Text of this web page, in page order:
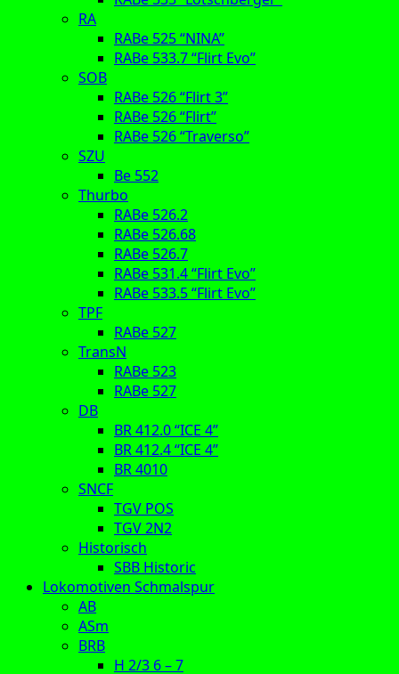
RA
RABe 525 “NINA”
RABe 533.7 “Flirt Evo”
SOB
RABe 526 “Flirt 3”
RABe 526 “Flirt”
RABe 526 “Traverso”
SZU
Be 552
Thurbo
RABe 526.2
RABe 526.68
RABe 526.7
RABe 531.4 “Flirt Evo”
RABe 533.5 “Flirt Evo”
TPF
RABe 527
TransN
RABe 523
RABe 527
DB
BR 412.0 “ICE 4”
BR 412.4 “ICE 4”
BR 4010
SNCF
TGV POS
TGV 2N2
Historisch
SBB Historic
Lokomotiven Schmalspur
AB
ASm
BRB
H 2/3 6 – 7